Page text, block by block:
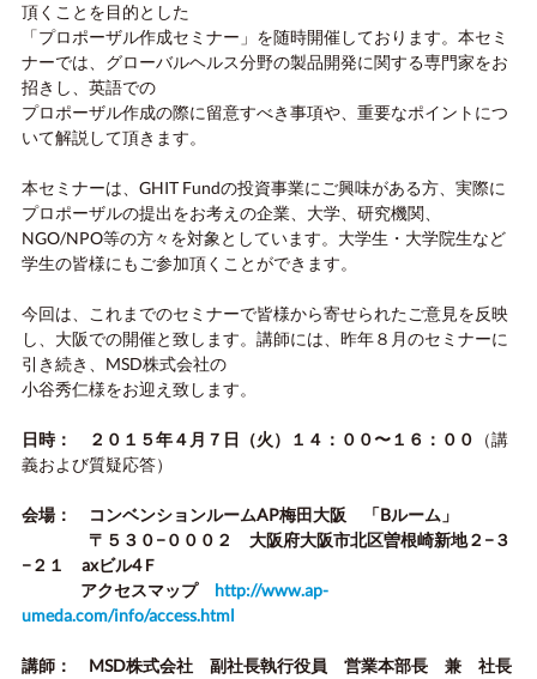
頂くことを目的とした
「プロポーザル作成セミナー」を随時開催しております。本セミ
ナーでは、グローバルヘルス分野の製品開発に関する専門家をお
招きし、英語での
プロポーザル作成の際に留意すべき事項や、重要なポイントにつ
いて解説して頂きます。
本セミナーは、GHIT Fundの投資事業にご興味がある方、実際に
プロポーザルの提出をお考えの企業、大学、研究機関、
NGO/NPO等の方々を対象としています。大学生・大学院生など
学生の皆様にもご参加頂くことができます。
今回は、これまでのセミナーで皆様から寄せられたご意見を反映
し、大阪での開催と致します。講師には、昨年８月のセミナーに
引き続き、MSD株式会社の
小谷秀仁様をお迎え致します。
日時： ２０１５年４月７日（火）１４：００〜１６：００
（講
義および質疑応答）
会場： コンベンションルームAP梅田大阪 「Bルーム」
〒５３０−０００２ 大阪府大阪市北区曽根崎新地２−３
−２１ axビル4Ｆ
アクセスマップ http://www.ap-
umeda.com/info/access.html
講師： MSD株式会社 副社長執行役員 営業本部長 兼 社長